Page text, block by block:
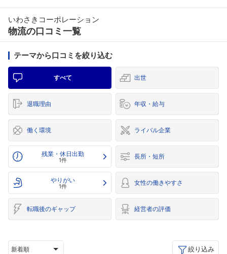
いわさきコーポレーション
物流の口コミ一覧
テーマから口コミを絞り込む
すべて 出世
退職理由 年収・給与
働く環境 ライバル企業
残業・休日出勤
1件 長所・短所
やりがい
1件 女性の働きやすさ
転職後のギャップ 経営者の評価
新着順 絞り込み